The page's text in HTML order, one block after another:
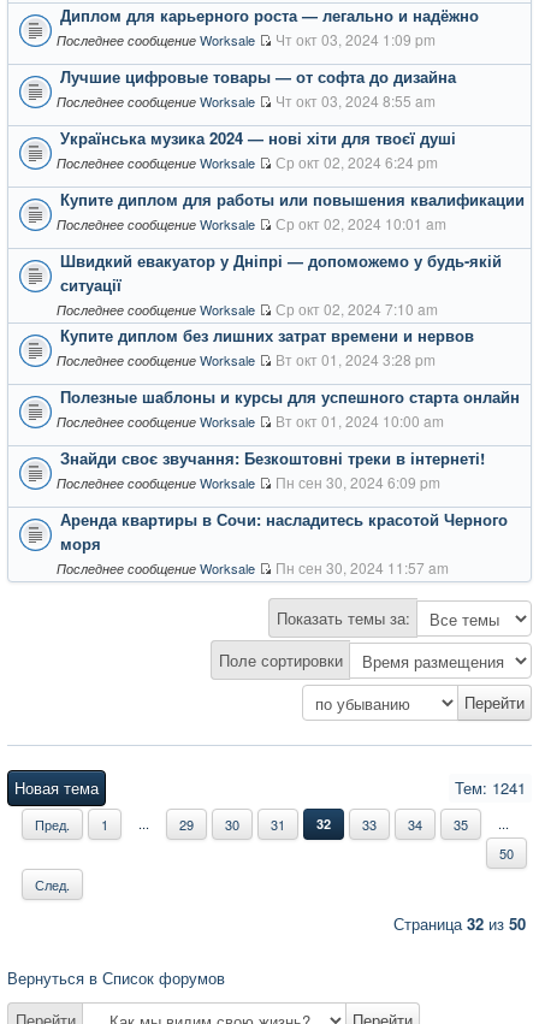
Диплом для карьерного роста — легально и надёжно
Последнее сообщение Worksale Чт окт 03, 2024 1:09 pm
Лучшие цифровые товары — от софта до дизайна
Последнее сообщение Worksale Чт окт 03, 2024 8:55 am
Українська музика 2024 — нові хіти для твоєї душі
Последнее сообщение Worksale Ср окт 02, 2024 6:24 pm
Купите диплом для работы или повышения квалификации
Последнее сообщение Worksale Ср окт 02, 2024 10:01 am
Швидкий евакуатор у Дніпрі — допоможемо у будь-якій
ситуації
Последнее сообщение Worksale Ср окт 02, 2024 7:10 am
Купите диплом без лишних затрат времени и нервов
Последнее сообщение Worksale Вт окт 01, 2024 3:28 pm
Полезные шаблоны и курсы для успешного старта онлайн
Последнее сообщение Worksale Вт окт 01, 2024 10:00 am
Знайди своє звучання: Безкоштовні треки в інтернеті!
Последнее сообщение Worksale Пн сен 30, 2024 6:09 pm
Аренда квартиры в Сочи: насладитесь красотой Черного
моря
Последнее сообщение Worksale Пн сен 30, 2024 11:57 am
Показать темы за:
Поле сортировки
Новая тема Тем: 1241
Пред. 1 ... 29 30 31 32 33 34 35
...
50
След.
Страница 32 из 50
Вернуться в Список форумов
Перейти
Перейти